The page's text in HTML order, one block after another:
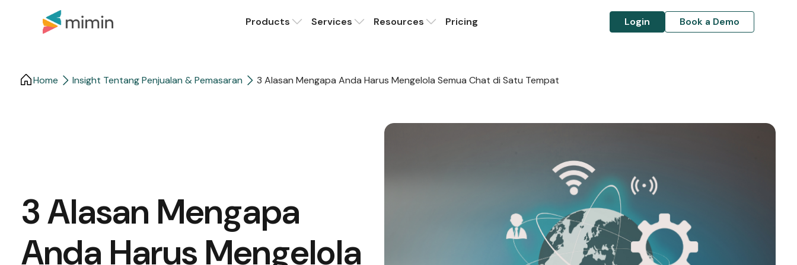
Products Services Resources Pricing Login Book a Demo
Home Insight Tentang Penjualan & Pemasaran 3 Alasan Mengapa Anda Harus Mengelola Semua Chat di Satu Tempat
3 Alasan Mengapa
Anda Harus Mengelola